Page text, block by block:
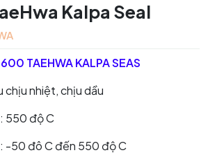
Kalpa Seal
TAEHWA KALPA SEAS
chịu nhiệt, chịu dầu
550 độ C
-50 đô C đến 550 độ C